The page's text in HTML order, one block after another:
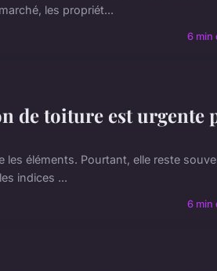
les propriét...
6 min
de toiture est urgente
éléments. Pourtant, elle reste
indices ...
6 min